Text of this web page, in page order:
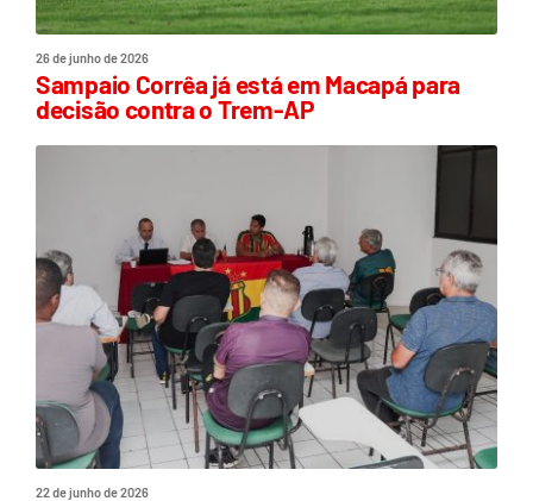
26 de junho de 2026
Sampaio Corrêa já está em Macapá para
decisão contra o Trem-AP
22 de junho de 2026